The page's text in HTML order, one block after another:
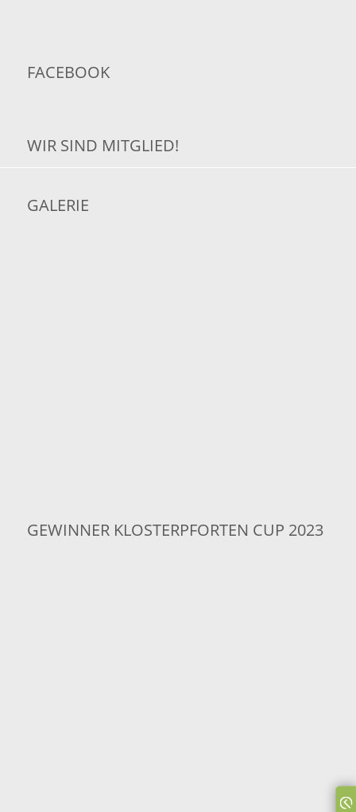
FACEBOOK
WIR SIND MITGLIED!
GALERIE
GEWINNER KLOSTERPFORTEN CUP 2023